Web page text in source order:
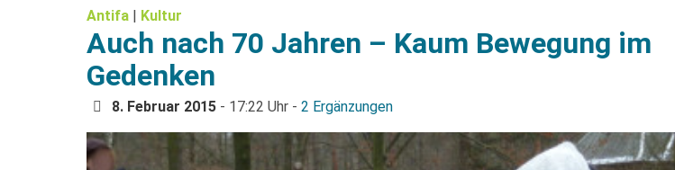
Antifa | Kultur
Auch nach 70 Jahren – Kaum Bewegung im
Gedenken
8. Februar 2015 - 17:22 Uhr - 2 Ergänzungen